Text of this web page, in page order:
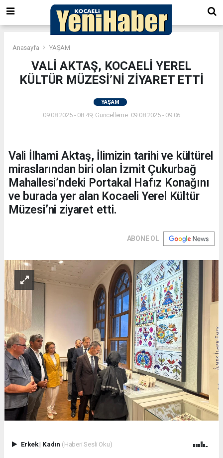
Anasayfa YAŞAM
VALİ AKTAŞ, KOCAELİ YEREL
KÜLTÜR MÜZESİ’Nİ ZİYARET ETTİ
YAŞAM
09.08.2025 - 08:49, Güncelleme: 09.08.2025 - 09:06
Vali İlhami Aktaş, İlimizin tarihi ve kültürel
miraslarından biri olan İzmit Çukurbağ
Mahallesi’ndeki Portakal Hafız Konağını
ve burada yer alan Kocaeli Yerel Kültür
Müzesi’ni ziyaret etti.
ABONE OL
Erkek| Kadın (Haberi Sesli Oku)